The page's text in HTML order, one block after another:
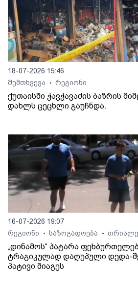
18-07-2026 15:46
შემთხვევა
• რეგიონი
ქუთაისში ჭავჭავაძის ბაზრის
დახლს ცეცხლი გაუჩნდა.
16-07-2026 19:07
რეგიონი
• საზოგადოება •
„დინამოს“ პატარა
ტრაგიკულად დაღუპული დედა-
პატივი მიაგეს